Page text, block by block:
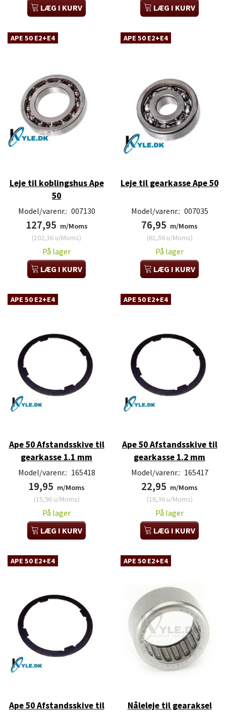
LÆG I KURV LÆG I KURV
APE 50 E2+E4
Leje til koblingshus Ape
50
Model/varenr.: 007130
127,95 m/Moms
(102,36 u/Moms)
På lager
LÆG I KURV
APE 50 E2+E4
Leje til gearkasse Ape 50
Model/varenr.: 007035
76,95 m/Moms
(61,56u/Moms)
På lager
LÆG I KURV
APE 50 E2+E4
Ape 50 Afstandsskive til
gearkasse 1.1 mm
Model/varenr.: 165418
19,95 m/Moms
(15,96u/Moms)
På lager
LÆG I KURV
APE 50 E2+E4
Ape 50 Afstandsskive til
gearkasse 1.2 mm
Model/varenr.: 165417
22,95 m/Moms
(18,36u/Moms)
På lager
LÆG I KURV
APE 50 E2+E4
Ape 50 Afstandsskive til
APE 50 E2+E4
Nåleleje til gearaksel